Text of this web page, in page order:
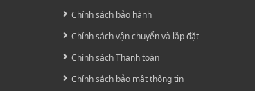
Chính sách bảo hành
Chính sách vận chuyển và lắp đặt
Chính sách Thanh toán
Chính sách bảo mật thông tin